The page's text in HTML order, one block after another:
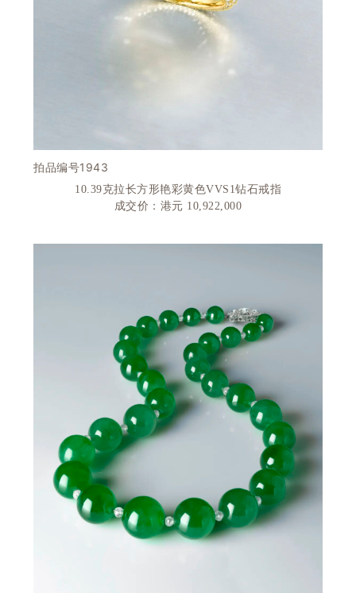
拍品编号1943
10.39克拉长方形艳彩黄色VVS1 钻石戒指
成交价：港元 10 ,922,000